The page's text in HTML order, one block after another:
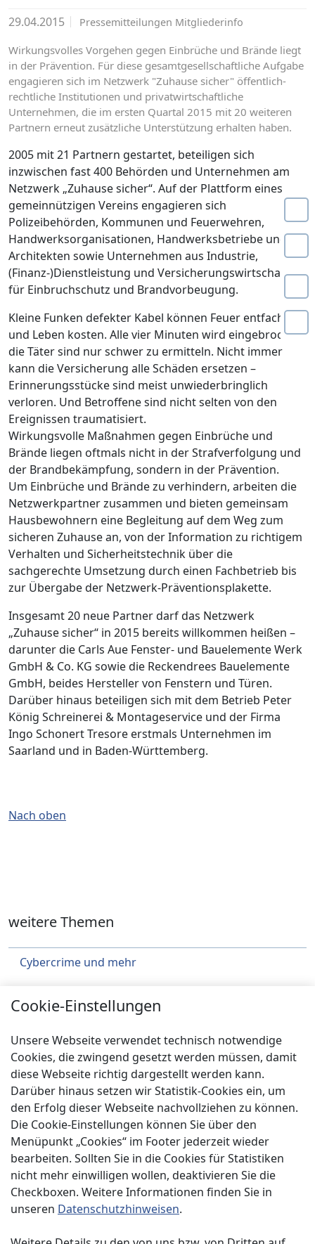
29.04.2015 Pressemitteilungen Mitgliederinfo
Wirkungsvolles Vorgehen gegen Einbrüche und Brände liegt
in der Prävention. Für diese gesamtgesellschaftliche Aufgabe
engagieren sich im Netzwerk "Zuhause sicher" öffentlich-
rechtliche Institutionen und privatwirtschaftliche
Unternehmen, die im ersten Quartal 2015 mit 20 weiteren
Partnern erneut zusätzliche Unterstützung erhalten haben.
2005 mit 21 Partnern gestartet, beteiligen sich
inzwischen fast 400 Behörden und Unternehmen am
Netzwerk „Zuhause sicher“. Auf der Plattform eines
gemeinnützigen Vereins engagieren sich
Polizeibehörden, Kommunen und Feuerwehren,
Handwerksorganisationen, Handwerksbetriebe und
Architekten sowie Unternehmen aus Industrie,
(Finanz-)Dienstleistung und Versicherungswirtschaft
für Einbruchschutz und Brandvorbeugung.
Kleine Funken defekter Kabel können Feuer entfachen
und Leben kosten. Alle vier Minuten wird eingebrochen,
die Täter sind nur schwer zu ermitteln. Nicht immer
kann die Versicherung alle Schäden ersetzen –
Erinnerungsstücke sind meist unwiederbringlich
verloren. Und Betroffene sind nicht selten von den
Ereignissen traumatisiert.
Wirkungsvolle Maßnahmen gegen Einbrüche und
Brände liegen oftmals nicht in der Strafverfolgung und
der Brandbekämpfung, sondern in der Prävention.
Um Einbrüche und Brände zu verhindern, arbeiten die
Netzwerkpartner zusammen und bieten gemeinsam
Hausbewohnern eine Begleitung auf dem Weg zum
sicheren Zuhause an, von der Information zu richtigem
Verhalten und Sicherheitstechnik über die
sachgerechte Umsetzung durch einen Fachbetrieb bis
zur Übergabe der Netzwerk-Präventionsplakette.
Insgesamt 20 neue Partner darf das Netzwerk
„Zuhause sicher“ in 2015 bereits willkommen heißen –
darunter die Carls Aue Fenster- und Bauelemente Werk
GmbH & Co. KG sowie die Reckendrees Bauelemente
GmbH, beides Hersteller von Fenstern und Türen.
Darüber hinaus beteiligen sich mit dem Betrieb Peter
König Schreinerei & Montageservice und der Firma
Ingo Schonert Tresore erstmals Unternehmen im
Saarland und in Baden-Württemberg.
Nach oben
weitere Themen
Cybercrime und mehr
Über uns
Service
Spenden
Impressum
Cookie-Einstellungen
Unsere Webseite verwendet technisch notwendige
Cookies, die zwingend gesetzt werden müssen, damit
diese Webseite richtig dargestellt werden kann.
Darüber hinaus setzen wir Statistik-Cookies ein, um
den Erfolg dieser Webseite nachvollziehen zu können.
Die Cookie-Einstellungen können Sie über den
Menüpunkt „Cookies“ im Footer jederzeit wieder
bearbeiten. Sollten Sie in die Cookies für Statistiken
nicht mehr einwilligen wollen, deaktivieren Sie die
Checkboxen. Weitere Informationen finden Sie in
unseren Datenschutzhinweisen.